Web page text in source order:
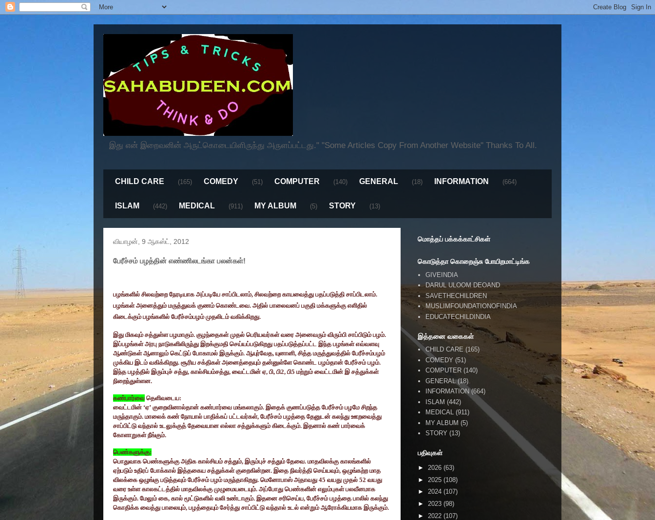
இது என் இறைவனின் அருட்கொடையிளிருந்து அருளப்பட்டது." "Some Articles Copy From Another Website" Thanks To All.
CHILD CARE (165) COMEDY (51) COMPUTER (140) GENERAL (18) INFORMATION (664)
ISLAM (442) MEDICAL (911) MY ALBUM (5) STORY (13)
வியாழன், 9 ஆகஸ்ட், 2012
பேரீச்சம் பழத்தின் எண்ணிலடங்கா பலன்கள்!
பழங்களில் சிலவற்றை நேரடியாக அப்படியே சாப்பிடலாம், சிலவற்றை காயவைத்து பதப்படுத்தி சாப்பிடலாம்.
பழங்கள் அனைத்தும் மருத்துவக் குணம் கொண்டவை. அதில் பாலைவனப் பகுதி மக்களுக்கு எளிதில்
கிடைக்கும் பழங்களில் பேரீச்சம்பழம் முதலிடம் வகிக்கிறது.
இது மிகவும் சத்துள்ள பழமாகும். குழந்தைகள் முதல் பெரியவர்கள் வரை அனைவரும் விரும்பி சாப்பிடும் பழம்.
இப்பழங்கள் அரபு நாடுகளிலிருந்து இறக்குமதி செய்யப்படுகிறது பதப்படுத்தப்பட்ட இந்த பழங்கள் எவ்வளவு
ஆண்டுகள் ஆனாலும் கெட்டுப் போகாமல் இருக்கும். ஆயுர்வேத, யுனானி, சித்த மருத்துவத்தில் பேரீச்சம்பழம்
முக்கிய இடம் வகிக்கிறது. சூரிய சக்திகள் அனைத்தையும் தன்னுள்ளே கொண்ட பழம்தான் பேரீச்சம் பழம்.
இந்த பழத்தில் இரும்புச் சத்து, கால்சியம்சத்து, வைட்டமின் ஏ, பி, பி2, பி5 மற்றும் வைட்டமின் இ சத்துக்கள்
நிறைந்துள்ளன.
கண்பார்வை தெளிவடைய:
வைட்டமின் ‘ஏ’ குறைவினால்தான் கண்பார்வை மங்கலாகும். இதைக் குணப்படுத்த பேரீச்சம் பழமே சிறந்த
மருந்தாகும். மாலைக் கண் நோயால் பாதிக்கப் பட்டவர்கள், பேரீச்சம் பழத்தை தேனுடன் கலந்து ஊறவைத்து
சாப்பிட்டு வந்தால் உடலுக்குத் தேவையான எல்லா சத்துக்களும் கிடைக்கும். இதனால் கண் பார்வைக்
கோளாறுகள் நீங்கும்.
பெண்களுக்கு:
பொதுவாக பெண்களுக்கு அதிக கால்சியம் சத்தும், இரும்புச் சத்தும் தேவை. மாதவிலக்கு காலங்களில்
ஏற்படும் உதிரப் போக்கால் இத்தகைய சத்துக்கள் குறைகின்றன. இதை நிவர்த்தி செய்யவும், ஒழுங்கற்ற மாத
விலக்கை ஒழுங்கு படுத்தவும் பேரீச்சம் பழம் மருந்தாகிறது. மெனோபாஸ் அதாவது 45 வயது முதல் 52 வயது
வரை உள்ள காலகட்டத்தில் மாதவிலக்கு முழுமையடையும். அப்போது பெண்களின் எலும்புகள் பலவீனமாக
இருக்கும். மேலும் கை, கால் மூட்டுகளில் வலி உண்டாகும். இதனை சரிசெய்ய, பேரீச்சம் பழத்தை பாலில் கலந்து
கொதிக்க வைத்து பாலையும், பழத்தையும் சேர்த்து சாப்பிட்டு வந்தால் உடல் என்றும் ஆரோக்கியமாக இருக்கும்.
மொத்தப் பக்கக்காட்சிகள்
கொடுத்தா கொறைஞ்சு போயிறமாட்டிங்க
GIVEINDIA
DARUL ULOOM DEOAND
SAVETHECHILDREN
MUSLIMFOUNDATIONOFINDIA
EDUCATECHILDINDIA
இத்தனை வகைகள்
CHILD CARE (165)
COMEDY (51)
COMPUTER (140)
GENERAL (18)
INFORMATION (664)
ISLAM (442)
MEDICAL (911)
MY ALBUM (5)
STORY (13)
பதிவுகள்
► 2026 (63)
► 2025 (108)
► 2024 (107)
► 2023 (98)
► 2022 (107)